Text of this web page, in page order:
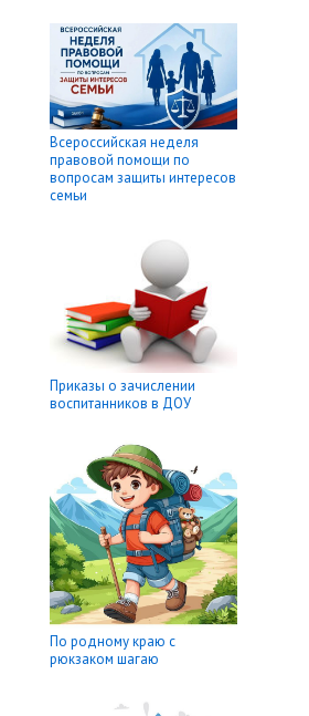
Всероссийская неделя
правовой помощи по
вопросам защиты интересов
семьи
Приказы о зачислении
воспитанников в ДОУ
По родному краю с
рюкзаком шагаю